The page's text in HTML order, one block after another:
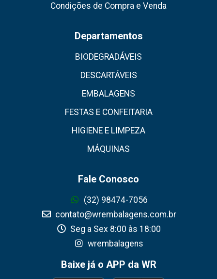
Condições de Compra e Venda
Departamentos
BIODEGRADÁVEIS
DESCARTÁVEIS
EMBALAGENS
FESTAS E CONFEITARIA
HIGIENE E LIMPEZA
MÁQUINAS
Fale Conosco
(32) 98474-7056
contato@wrembalagens.com.br
Seg a Sex 8:00 às 18:00
wrembalagens
Baixe já o APP da WR